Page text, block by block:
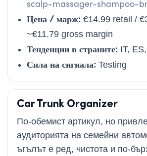
scalp-massager-shampoo-
Цена / марж: €14.99 retail /
~€11.79 gross margin
Тенденции в страните: IT,
Сила на сигнала: Testing
Car Trunk Organizer
По-обемист артикул, но
аудиторията на семейни
ъгълът е ред, чистота и по-